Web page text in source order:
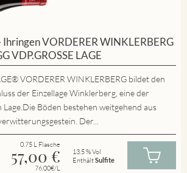
VORDERER WINKLERBERG
VDP.GROSSE LAGE
VORDERER WINKLERBERG bildet den
der Einzellage Winklerberg, eine der
Böden bestehen weitgehend aus
Der...
0.75 L Flasche
57,00 €
76.00€/L
13.5 % Vol
EnthältSulfite